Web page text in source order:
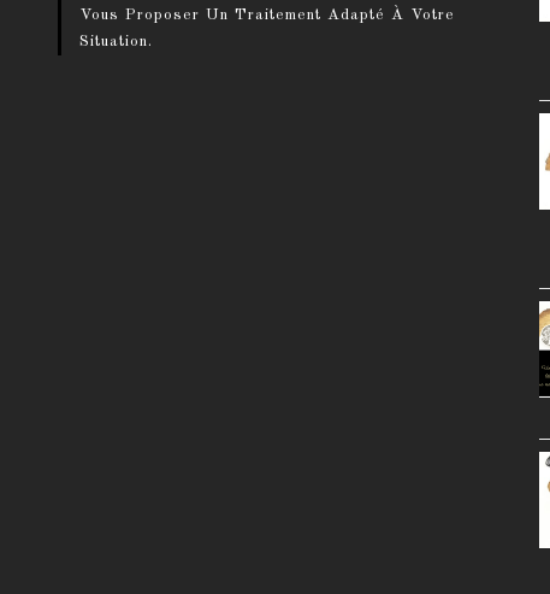
Vous Proposer Un Traitement Adapté À Votre
Situation.